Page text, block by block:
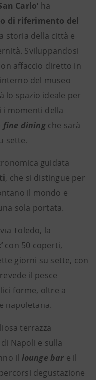
Carlo’ ha
di riferimento del
storia della città e
Sviluppandosi
affaccio diretto in
del museo
lo spazio ideale per
i momenti della
fine dining che sarà
sette.
guidata
, che si distingue per
il mondo e
sola portata.
Toledo, la
con 50 coperti,
giorni su sette, con
il pesce
forme, oltre a
napoletana.
terrazza
Napoli e sulla
il lounge bar e il
degustazione